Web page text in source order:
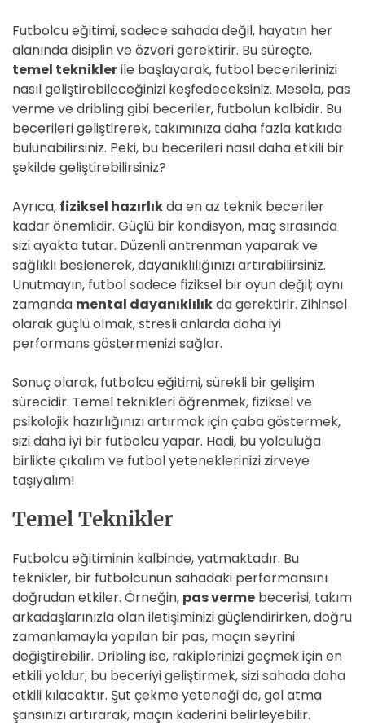
Futbolcu eğitimi, sadece sahada değil, hayatın her
alanında disiplin ve özveri gerektirir. Bu süreçte,
temel tekniklerile başlayarak, futbol becerilerinizi
nasıl geliştirebileceğinizi keşfedeceksiniz. Mesela, pas
verme ve dribling gibi beceriler, futbolun kalbidir. Bu
becerileri geliştirerek, takımınıza daha fazla katkıda
bulunabilirsiniz. Peki, bu becerileri nasıl daha etkili bir
şekilde geliştirebilirsiniz?
Ayrıca, fiziksel hazırlıkda en az teknik beceriler
kadar önemlidir. Güçlü bir kondisyon, maç sırasında
sizi ayakta tutar. Düzenli antrenman yaparak ve
sağlıklı beslenerek, dayanıklılığınızı artırabilirsiniz.
Unutmayın, futbol sadece fiziksel bir oyun değil; aynı
zamanda mental dayanıklılıkda gerektirir. Zihinsel
olarak güçlü olmak, stresli anlarda daha iyi
performans göstermenizi sağlar.
Sonuç olarak, futbolcu eğitimi, sürekli bir gelişim
sürecidir. Temel teknikleri öğrenmek, fiziksel ve
psikolojik hazırlığınızı artırmak için çaba göstermek,
sizi daha iyi bir futbolcu yapar. Hadi, bu yolculuğa
birlikte çıkalım ve futbol yeteneklerinizi zirveye
taşıyalım!
Temel Teknikler
Futbolcu eğitiminin kalbinde, yatmaktadır. Bu
teknikler, bir futbolcunun sahadaki performansını
doğrudan etkiler. Örneğin, pas verme becerisi, takım
arkadaşlarınızla olan iletişiminizi güçlendirirken, doğru
zamanlamayla yapılan bir pas, maçın seyrini
değiştirebilir. Dribling ise, rakiplerinizi geçmek için en
etkili yoldur; bu beceriyi geliştirmek, sizi sahada daha
etkili kılacaktır. Şut çekme yeteneği de, gol atma
şansınızı artırarak, maçın kaderini belirleyebilir.